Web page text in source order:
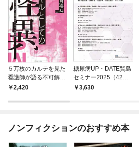
５万枚のカルテを見た
看護師が語る不可解な
エビデンスに学ぶスキ
する世界と医療の個性
2,420
糖尿病UP・DATE賢島
セミナー2025（42）
糖尿病性合併症と併発
3,630
ノンフィクションのおすすめ本